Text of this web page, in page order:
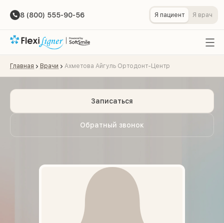
8 (800) 555-90-56 Я пациент Я врач
Главная Врачи Ахметова Айгуль Ортодонт-Центр
Обратный звонок
Записаться